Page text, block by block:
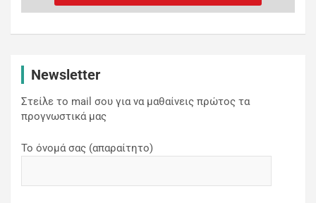
Newsletter
Στείλε το mail σου για να μαθαίνεις πρώτος τα
προγνωστικά μας
Το όνομά σας (απαραίτητο)